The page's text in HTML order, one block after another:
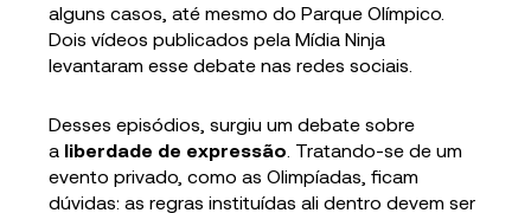
alguns casos, até mesmo do Parque Olímpico.
Dois vídeos publicados pela Mídia Ninja
levantaram esse debate nas redes sociais.
Desses episódios, surgiu um debate sobre
a liberdade de expressão . Tratando-se de um
evento privado, como as Olimpíadas, ficam
dúvidas: as regras instituídas ali dentro devem ser